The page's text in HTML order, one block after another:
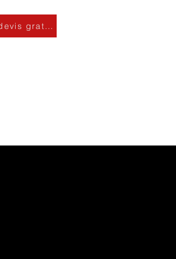
gratuit